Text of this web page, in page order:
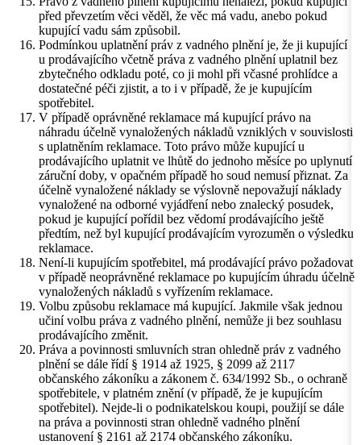
před převzetím věci věděl, že věc má vadu, anebo pokud
kupující vadu sám způsobil.
Podmínkou uplatnění práv z vadného plnění je, že ji kupující
u prodávajícího včetně práva z vadného plnění uplatnil bez
zbytečného odkladu poté, co ji mohl při včasné prohlídce a
dostatečné péči zjistit, a to i v případě, že je kupujícím
spotřebitel.
V případě oprávněné reklamace má kupující právo na
náhradu účelně vynaložených nákladů vzniklých v souvislosti
s uplatněním reklamace. Toto právo může kupující u
prodávajícího uplatnit ve lhůtě do jednoho měsíce po uplynutí
záruční doby, v opačném případě ho soud nemusí přiznat. Za
účelně vynaložené náklady se výslovně nepovažují náklady
vynaložené na odborné vyjádření nebo znalecký posudek,
pokud je kupující pořídil bez vědomí prodávajícího ještě
předtím, než byl kupující prodávajícím vyrozuměn o výsledku
reklamace.
Není-li kupujícím spotřebitel, má prodávající právo požadovat
v případě neoprávněné reklamace po kupujícím úhradu účelně
vynaložených nákladů s vyřízením reklamace.
Volbu způsobu reklamace má kupující. Jakmile však jednou
učiní volbu práva z vadného plnění, nemůže ji bez souhlasu
prodávajícího změnit.
Práva a povinnosti smluvních stran ohledně práv z vadného
plnění se dále řídí § 1914 až 1925, § 2099 až 2117
občanského zákoníku a zákonem č. 634/1992 Sb., o ochraně
spotřebitele, v platném znění (v případě, že je kupujícím
spotřebitel). Nejde-li o podnikatelskou koupi, použijí se dále
na práva a povinnosti stran ohledně vadného plnění
ustanovení § 2161 až 2174 občanského zákoníku.